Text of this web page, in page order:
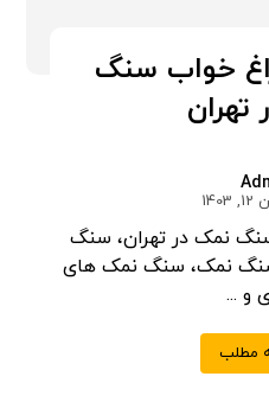
خواب سنگ
تهران
نمک در تهران، سنگ
نمک، سنگ نمک های
و ...
مطلب